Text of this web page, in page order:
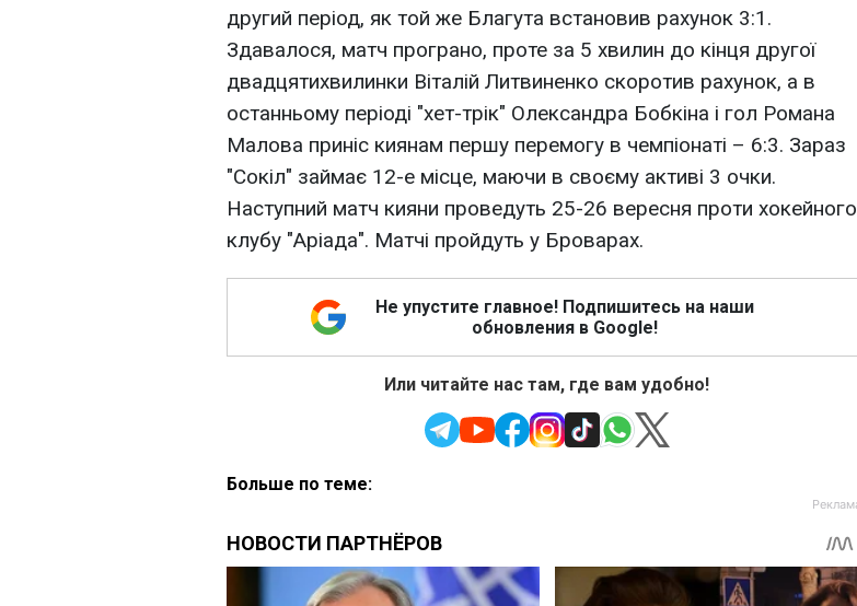
другий період, як той же Благута встановив рахунок 3:1.
Здавалося, матч програно, проте за 5 хвилин до кінця другої
двадцятихвилинки Віталій Литвиненко скоротив рахунок, а в
останньому періоді "хет-трік" Олександра Бобкіна і гол Романа
Малова приніс киянам першу перемогу в чемпіонаті – 6:3. Зараз
"Сокіл" займає 12-е місце, маючи в своєму активі 3 очки.
Наступний матч кияни проведуть 25-26 вересня проти хокейного
клубу "Аріада". Матчі пройдуть у Броварах.
Не упустите главное! Подпишитесь на наши
обновления в Google!
Или читайте нас там, где вам удобно!
Больше по теме: